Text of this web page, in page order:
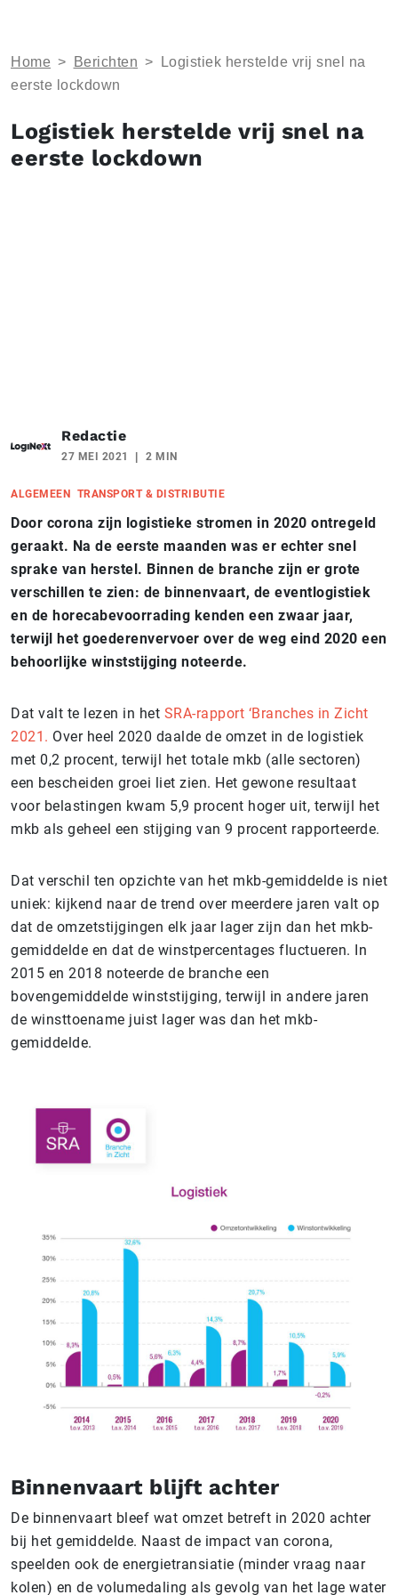
Home > Berichten >
Logistiek herstelde vrij snel na
eerste lockdown
Logistiek herstelde vrij snel na
eerste lockdown
Redactie
27 MEI 2021 2 MIN
ALGEMEEN TRANSPORT & DISTRIBUTIE
Door corona zijn logistieke stromen in 2020 ontregeld
geraakt. Na de eerste maanden was er echter snel
sprake van herstel. Binnen de branche zijn er grote
verschillen te zien: de binnenvaart, de eventlogistiek
en de horecabevoorrading kenden een zwaar jaar,
terwijl het goederenvervoer over de weg eind 2020 een
behoorlijke winststijging noteerde.
Dat valt te lezen in het SRA-rapport ‘Branches in Zicht
2021. Over heel 2020 daalde de omzet in de logistiek
met 0,2 procent, terwijl het totale mkb (alle sectoren)
een bescheiden groei liet zien. Het gewone resultaat
voor belastingen kwam 5,9 procent hoger uit, terwijl het
mkb als geheel een stijging van 9 procent rapporteerde.
Dat verschil ten opzichte van het mkb-gemiddelde is niet
uniek: kijkend naar de trend over meerdere jaren valt op
dat de omzetstijgingen elk jaar lager zijn dan het mkb-
gemiddelde en dat de winstpercentages fluctueren. In
2015 en 2018 noteerde de branche een
bovengemiddelde winststijging, terwijl in andere jaren
de winsttoename juist lager was dan het mkb-
gemiddelde.
Binnenvaart blijft achter
De binnenvaart bleef wat omzet betreft in 2020 achter
bij het gemiddelde. Naast de impact van corona,
speelden ook de energietransiatie (minder vraag naar
kolen) en de volumedaling als gevolg van het lage water